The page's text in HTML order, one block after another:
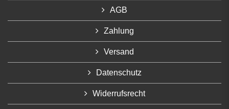
AGB
Zahlung
Versand
Datenschutz
Widerrufsrecht